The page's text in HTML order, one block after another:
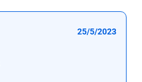
25/5/2023